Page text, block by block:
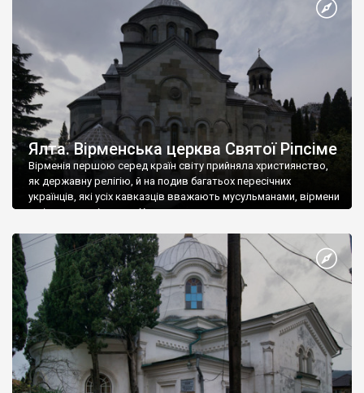
А потім було Хрещення Русі. На честь Херсонесу Таврійського
Ялта. Вірменська церква Святої Ріпсіме
Вірменія першою серед країн світу прийняла християнство,
як державну релігію, й на подив багатьох пересічних
українців, які усіх кавказців вважають мусульманами, вірмени
є відданими вірянами Христа